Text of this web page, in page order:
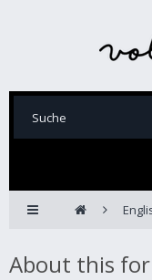
About this